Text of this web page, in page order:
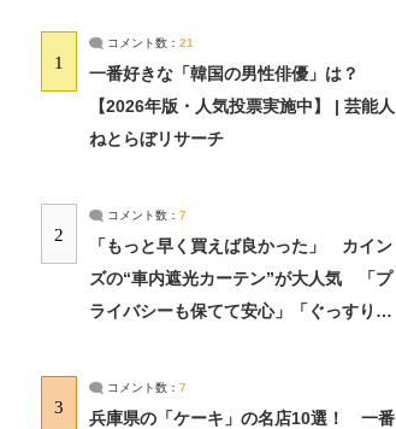
1
コメント数： 21
一番好きな「韓国の男性俳優」は？
【2026年版・人気投票実施中】 | 芸能人
ねとらぼリサーチ
2
コメント数： 7
「もっと早く買えば良かった」 カイン
ズの“車内遮光カーテン”が大人気 「プ
ライバシーも保てて安心」「ぐっすり眠
3
コメント数： 7
兵庫県の「ケーキ」の名店10選！ 一番